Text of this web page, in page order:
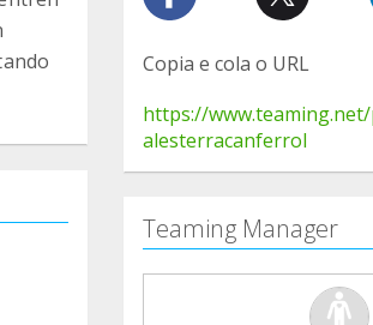
Copia e cola o URL
https://
alesterracanferrol
Teaming Manager